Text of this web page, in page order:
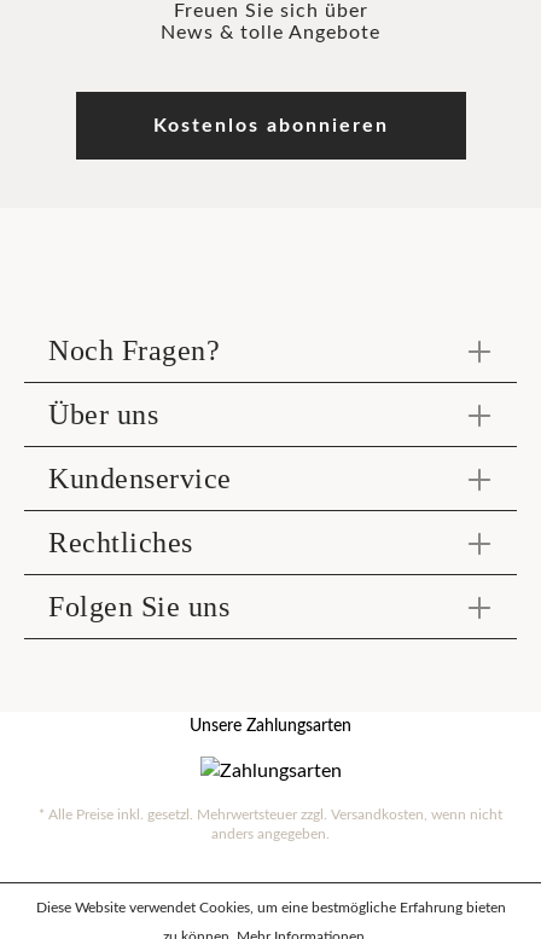
Freuen Sie sich über
News & tolle Angebote
Kostenlos abonnieren
Noch Fragen?
Über uns
Kundenservice
Rechtliches
Folgen Sie uns
Unsere Zahlungsarten
* Alle Preise inkl. gesetzl. Mehrwertsteuer zzgl. Versandkosten , wenn nicht
anders angegeben.
Diese Website verwendet Cookies, um eine bestmögliche Erfahrung bieten